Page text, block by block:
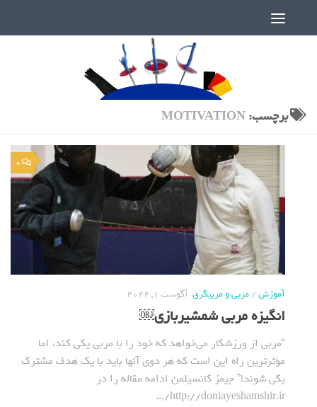
برچسب:MOTIVATION
0
آموزش/مربی و مربیگری آگوست 1, 2022
انگیزه مربی شمشیربازی￼
“مربی از ورزشکار می‌خواهد که خود را با مربی یکی کند، اما
مؤثرترین راه این است که هر دوی آنها باید با یک هدف مشترک
یکی شوند!” جیمز کانسیلمن ادامه مقاله را در
http://doniayeshamshir.ir/...